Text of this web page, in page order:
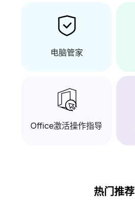
电脑管家
Office激活操作指导
热门推荐